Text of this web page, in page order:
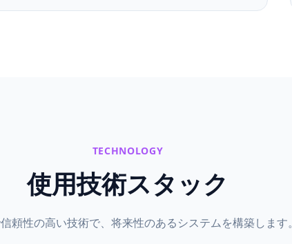
TECHNOLOGY
使用技術スタック
頼性の高い技術で、将来性のあるシステムを構築します。